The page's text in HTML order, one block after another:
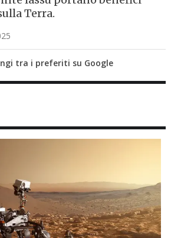
Terra.
tra i preferiti su Google